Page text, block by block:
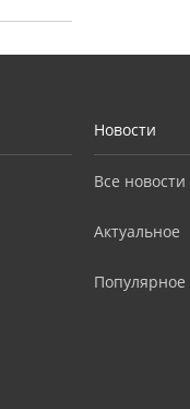
Новости
Все новости
Актуальное
Популярное